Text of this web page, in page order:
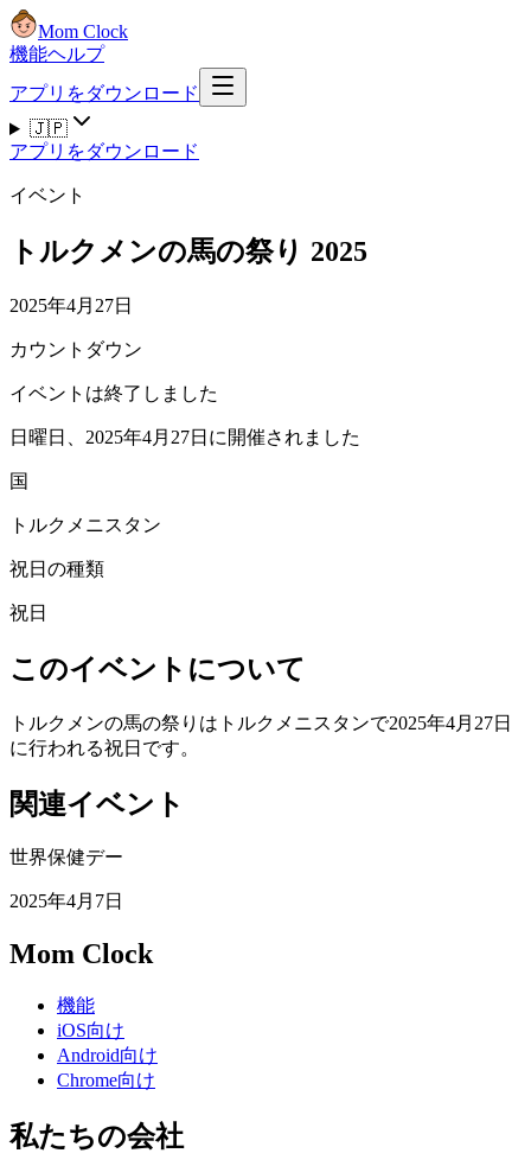
Mom Clock
機能ヘルプ
アプリをダウンロード
🇯🇵
アプリをダウンロード
イベント
トルクメンの馬の祭り 2025
2025年4月27日
カウントダウン
イベントは終了しました
日曜日、2025年4月27日に開催されました
国
トルクメニスタン
祝日の種類
祝日
このイベントについて
トルクメンの馬の祭りはトルクメニスタンで2025年4月27日
に行われる祝日です。
関連イベント
世界保健デー
2025年4月7日
Mom Clock
機能
iOS向け
Android向け
Chrome向け
私たちの会社